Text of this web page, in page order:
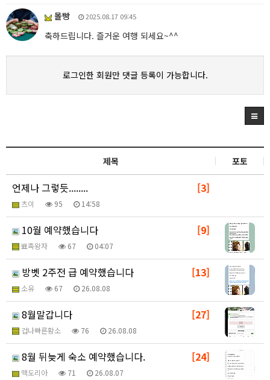
몰빵
2025.08.17 09:45
축하드립니다. 즐거운 여행 되세요~^^
로그인한 회원만 댓글 등록이 가능합니다.
제목 포토
[3]
언제나 그렇듯........
츠이 95 14:58
[9]
10월 예약했습니다
뾰족왕자 67 04:07
[13]
방벳 2주전 급 예약했습니다
소유 67 26.08.08
[27]
8월말갑니다
겁나빠른황소 76 26.08.08
[24]
8월 뒤늦게 숙소 예약했습니다.
맥도리아 71 26.08.07